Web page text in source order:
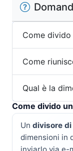
Come
Come
Qual è la
Come divido
Un divisore
dimensioni in